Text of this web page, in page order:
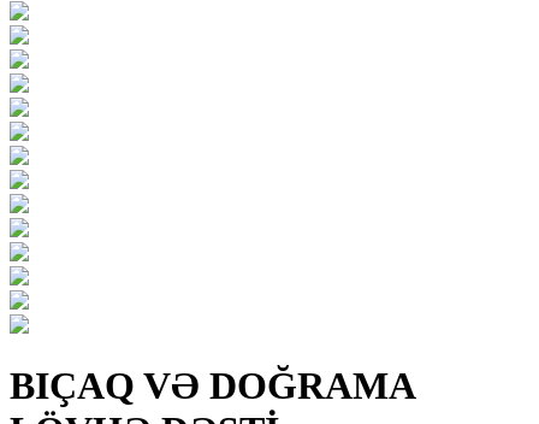
BIÇAQ VƏ DOĞRAMA